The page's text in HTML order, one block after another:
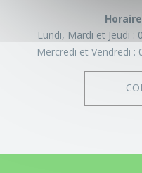
Lundi, Mardi et Jeudi :
Mercredi et Vendredi :